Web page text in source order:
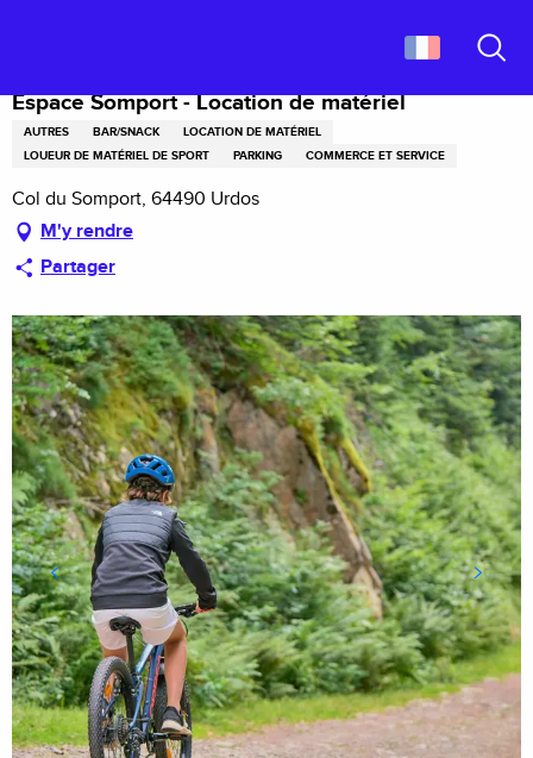
principal
Espace Somport - Location de matériel
AUTRES BAR/SNACK
LOCATION DE MATÉRIEL
LOUEUR DE MATÉRIEL DE SPORT
PARKING COMMERCE ET SERVICE
Col du Somport, 64490 Urdos
M'y rendre
Partager